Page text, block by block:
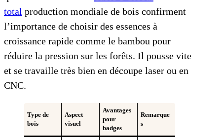
total production mondiale de bois confirment
l’importance de choisir des essences à
croissance rapide comme le bambou pour
réduire la pression sur les forêts. Il pousse vite
et se travaille très bien en découpe laser ou en
CNC.
Type de
bois
Aspect
visuel
Avantages
pour
badges
Remarque
s